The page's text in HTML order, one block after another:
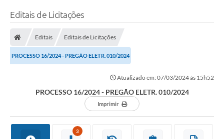
Serviços Públicos
Questionário de Mapeamento Cultural
Editais de Licitações
Editais Editais de Licitações
PROCESSO 16/2024 - PREGÃO ELETR. 010/2024
Atualizado em: 07/03/2024 às 15h52
PROCESSO 16/2024 - PREGÃO ELETR. 010/2024
Imprimir
3